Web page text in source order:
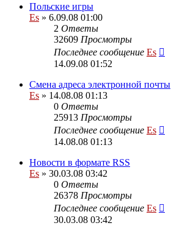
Польские игры
Es » 6.09.08 01:00
2 Ответы
32609 Просмотры
Последнее сообщение Es
14.09.08 01:52
Смена адреса электронной почты
Es » 14.08.08 01:13
0 Ответы
25913 Просмотры
Последнее сообщение Es
14.08.08 01:13
Новости в формате RSS
Es » 30.03.08 03:42
0 Ответы
26378 Просмотры
Последнее сообщение Es
30.03.08 03:42